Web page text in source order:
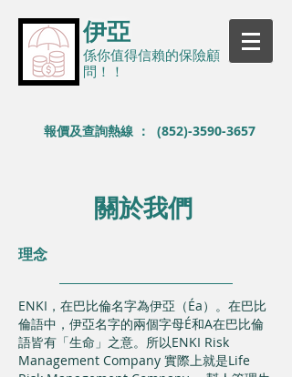
伊亞
係你值得信賴的保險顧
問！！
報價及查詢熱線 ： (852)-3590-3657
關於我們
理念
ENKI，在巴比倫名字為伊亞（Éa）。在巴比
倫語中，伊亞名字的兩個字母É和A在巴比倫
語皆有「生命」之意。所以ENKI Risk
Management Company 實際上就是Life